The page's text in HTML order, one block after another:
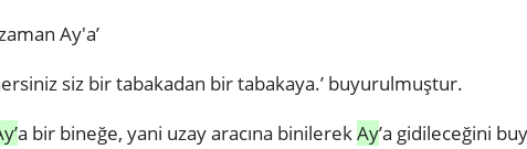
Ay'a’
siz bir tabakadan bir tabakaya.’ buyurulmuştur.
a bir bineğe, yani uzay aracına binilerekAy’a gidileceğini